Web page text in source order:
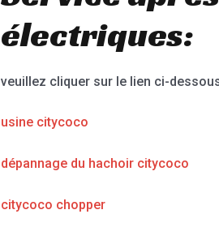
électriques:
veuillez cliquer sur le lien ci-
usine citycoco
dépannage du hachoir citycoco
citycoco chopper